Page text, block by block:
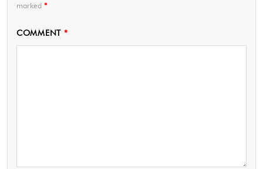
marked *
COMMENT *